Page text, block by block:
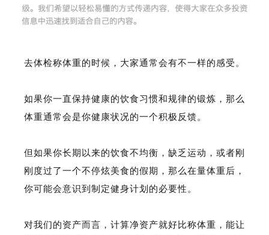
去体检称体重的时候，大家通常会有不一样的感受。
如果你一直保持健康的饮食习惯和规律的锻炼，那么
体重通常会是你健康状况的一个积极反馈。
但如果你长期以来的饮食不均衡，缺乏运动，或者刚
刚度过了一个不停炫美食的假期，那么在量体重后，
你可能会意识到制定健身计划的必要性。
对我们的资产而言，计算净资产就好比称体重，能让